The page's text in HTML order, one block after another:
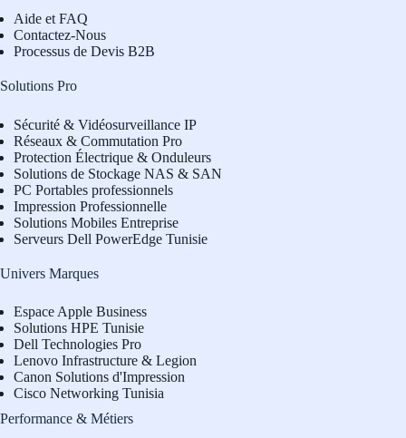
Aide et FAQ
Contactez-Nous
Processus de Devis B2B
Solutions Pro
Sécurité & Vidéosurveillance IP
Réseaux & Commutation Pro
Protection Électrique & Onduleurs
Solutions de Stockage NAS & SAN
PC Portables professionnels
Impression Professionnelle
Solutions Mobiles Entreprise
Serveurs Dell PowerEdge Tunisie
Univers Marques
Espace Apple Business
Solutions HPE Tunisie
Dell Technologies Pro
Lenovo Infrastructure & Legion
Canon Solutions d'Impression
Cisco Networking Tunisia
Performance & Métiers